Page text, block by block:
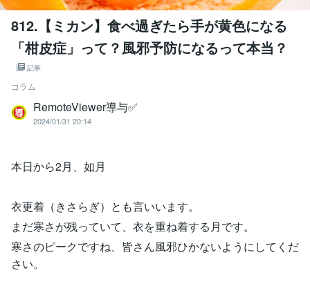
812.【ミカン】食べ過ぎたら手が黄色になる
「柑皮症」って？風邪予防になるって本当？
記事
コラム
RemoteViewer導与✅
2024/01/31 20:14
本日から2月、如月
衣更着（きさらぎ）とも言いいます。
まだ寒さが残っていて、衣を重ね着する月です。
寒さのピークですね、皆さん風邪ひかないようにしてくだ
さい。